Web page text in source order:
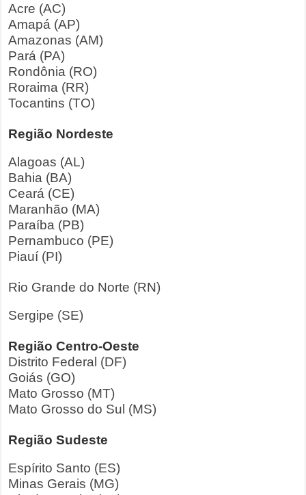
Acre (AC)
Amapá (AP)
Amazonas (AM)
Pará (PA)
Rondônia (RO)
Roraima (RR)
Tocantins (TO)
Região Nordeste
Alagoas (AL)
Bahia (BA)
Ceará (CE)
Maranhão (MA)
Paraíba (PB)
Pernambuco (PE)
Piauí (PI)
Rio Grande do Norte (RN)
Sergipe (SE)
Região Centro-Oeste
Distrito Federal (DF)
Goiás (GO)
Mato Grosso (MT)
Mato Grosso do Sul (MS)
Região Sudeste
Espírito Santo (ES)
Minas Gerais (MG)